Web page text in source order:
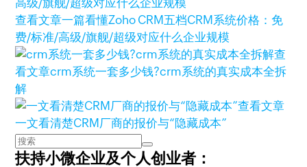
查看文章一篇看懂Zoho CRM五档CRM系统价格：免
费/标准/高级/旗舰/超级对应什么企业规模
查
看文章crm系统一套多少钱?crm系统的真实成本全拆
解
查看文章
一文看清楚CRM厂商的报价与“隐藏成本”
扶持小微企业及个人创业者：